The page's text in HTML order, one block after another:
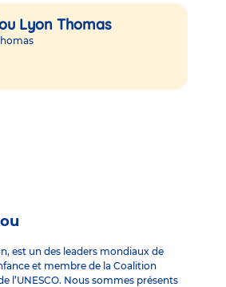
Lyon Thomas
est un des leaders mondiaux de
et membre de la Coalition
l’UNESCO. Nous sommes présents